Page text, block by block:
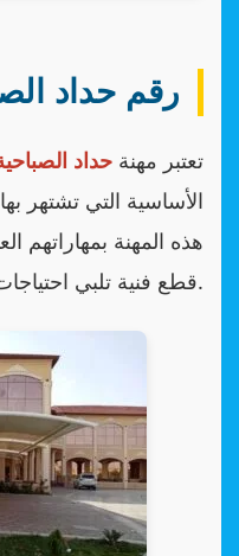
رقم حداد
تعتبر مهنة حداد
الأساسية التي تشتهر
هذه المهنة بمهاراتهم
قطع فنية تلبي احتياجات السوق المحلي المتنوعة.